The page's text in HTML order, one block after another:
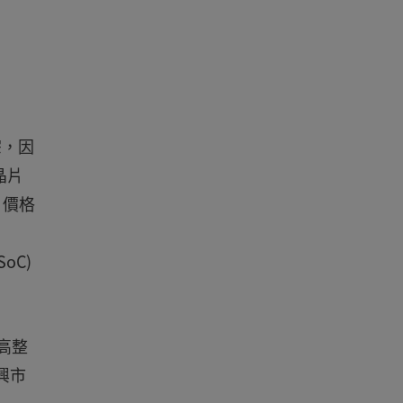
因
格
整
市